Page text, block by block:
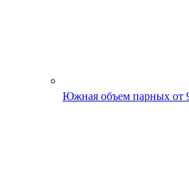
Южная объем парных от